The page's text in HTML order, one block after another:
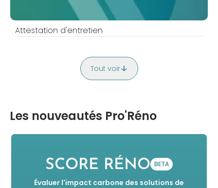
Attestation d'entretien
Tout voir
Les nouveautés Pro'Réno
Évaluer l'impact carbone des solutions de
SCORE RÉNO BETA